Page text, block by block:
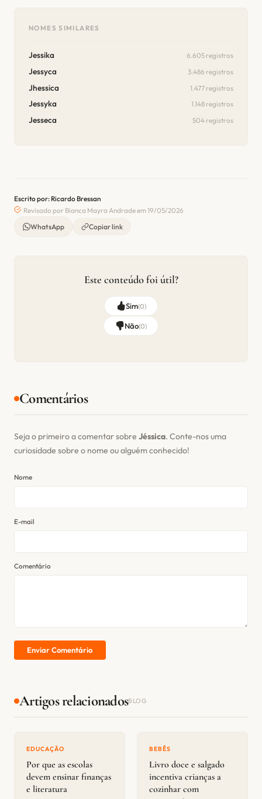
NOMES SIMILARES
Jessika 6.605 registros
Jessyca 3.486 registros
Jhessica 1.477 registros
Jessyka 1.148 registros
Jesseca 504 registros
Escrito por: Ricardo Bressan
Revisado por Bianca Mayra Andrade em 19/05/2026
WhatsApp
Copiar link
Este conteúdo foi útil?
Sim(0)
Não(0)
Comentários
Seja o primeiro a comentar sobre Jéssica. Conte-nos uma
curiosidade sobre o nome ou alguém conhecido!
Nome
E-mail
Comentário
Enviar Comentário
Artigos relacionadosBLOG
EDUCAÇÃO
Por que as escolas
devem ensinar finanças
e literatura
BEBÊS
Livro doce e salgado
incentiva crianças a
cozinhar com